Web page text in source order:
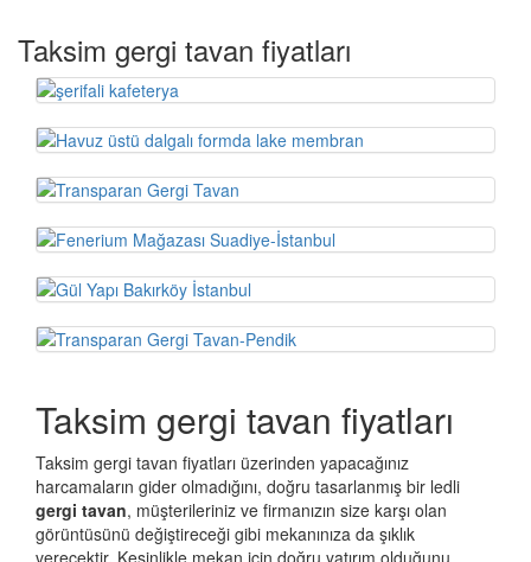
Taksim gergi tavan fiyatları
Taksim gergi tavan fiyatları
Taksim gergi tavan fiyatları üzerinden yapacağınız
harcamaların gider olmadığını, doğru tasarlanmış bir ledli
gergi tavan, müşterileriniz ve firmanızın size karşı olan
görüntüsünü değiştireceği gibi mekanınıza da şıklık
verecektir. Kesinlikle mekan için doğru yatırım olduğunu